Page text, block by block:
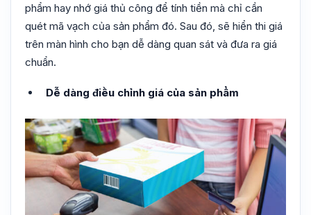
phẩm hay nhớ giá thủ công để tính tiền mà chỉ cần
quét mã vạch của sản phẩm đó. Sau đó, sẽ hiển thi giá
trên màn hình cho bạn dễ dàng quan sát và đưa ra giá
chuẩn.
Dễ dàng điều chỉnh giá của sản phẩm